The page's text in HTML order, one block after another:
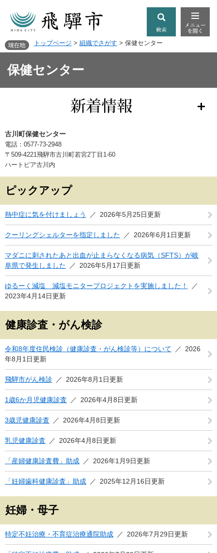
トップページ > 組織でさがす > 保健センター
保健センター
古川町保健センター
電話：0577-73-2948
​〒509-4221飛騨市古川町若宮2丁目1-60
ハートピア古川内
ピックアップ
熱中症に気を付けましょう 2026年5月25日更新
クーリングシェルターを指定しました 2026年6月1日更新
マダニに刺されたあと出血が止まらなくなる病気（SFTS）が岐
阜県で発生しました
2026年5月17日更新
ゆるーく減塩 減塩モニタープロジェクトを実施しました！
2023年4月14日更新
健康診査・がん検診
令和8年度住民検診（健康診査・がん検診等）について
2026
年8月1日更新
飛騨市がん検診 2026年8月1日更新
1歳6か月児健康診査 2026年4月8日更新
3歳児健康診査 2026年4月8日更新
乳児健康診査 2026年4月8日更新
「産婦健康診査費」助成 2026年1月9日更新
「妊婦歯科健康診査」助成 2025年12月16日更新
妊婦・母子
特定不妊治療・不育症治療通院助成 2026年7月29日更新